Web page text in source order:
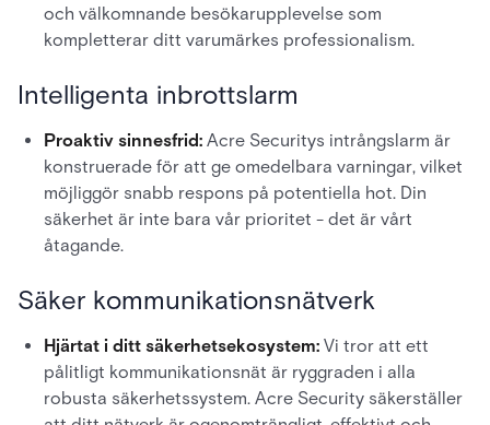
och välkomnande besökarupplevelse som
kompletterar ditt varumärkes professionalism.
Intelligenta inbrottslarm
Proaktiv sinnesfrid: Acre Securitys intrångslarm är
konstruerade för att ge omedelbara varningar, vilket
möjliggör snabb respons på potentiella hot. Din
säkerhet är inte bara vår prioritet - det är vårt
åtagande.
Säker kommunikationsnätverk
Hjärtat i ditt säkerhetsekosystem: Vi tror att ett
pålitligt kommunikationsnät är ryggraden i alla
robusta säkerhetssystem. Acre Security säkerställer